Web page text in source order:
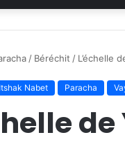
/ Béréchit / L’échelle
Itshak Nabet Paracha